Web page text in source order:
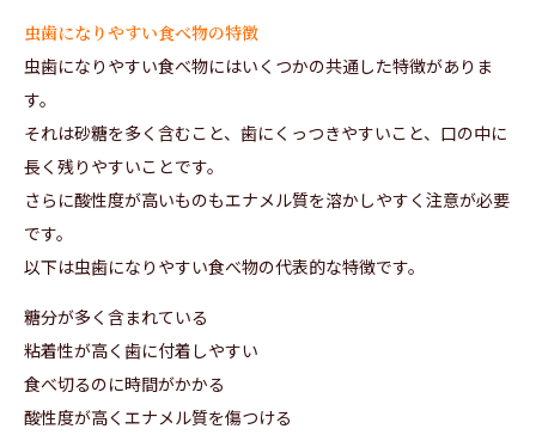
虫歯になりやすい食べ物の特徴
虫歯になりやすい食べ物にはいくつかの共通した特徴がありま
す。
それは砂糖を多く含むこと、歯にくっつきやすいこと、口の中に
長く残りやすいことです。
さらに酸性度が高いものもエナメル質を溶かしやすく注意が必要
です。
以下は虫歯になりやすい食べ物の代表的な特徴です。
糖分が多く含まれている
粘着性が高く歯に付着しやすい
食べ切るのに時間がかかる
酸性度が高くエナメル質を傷つける